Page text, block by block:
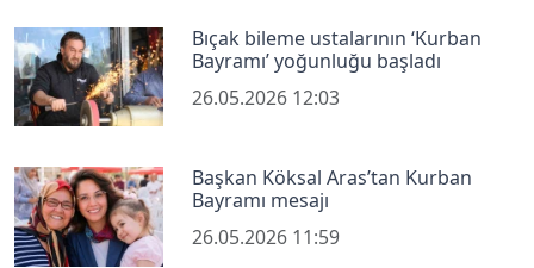
Bıçak bileme ustalarının ‘Kurban
Bayramı’ yoğunluğu başladı
26.05.2026 12:03
Başkan Köksal Aras’tan Kurban
Bayramı mesajı
26.05.2026 11:59